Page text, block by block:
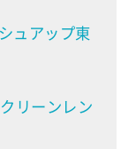
ュアップ東
リーンレン